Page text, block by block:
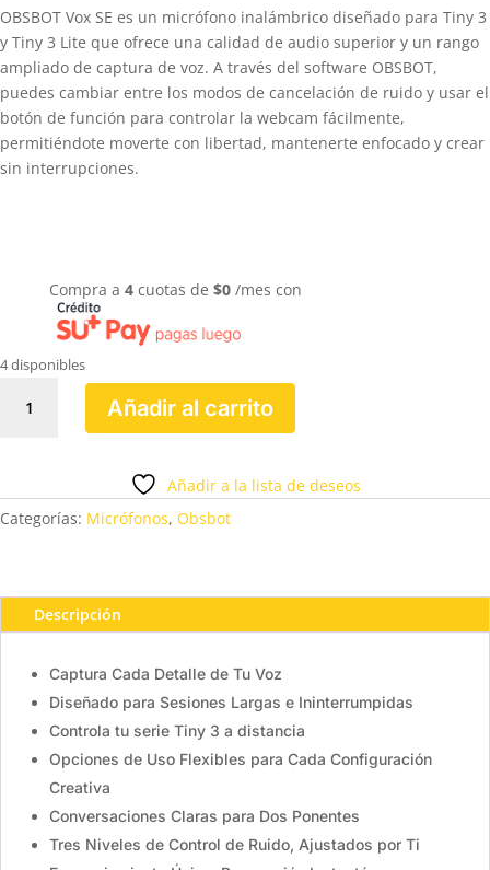
OBSBOT Vox SE es un micrófono inalámbrico diseñado para Tiny 3
y Tiny 3 Lite que ofrece una calidad de audio superior y un rango
ampliado de captura de voz. A través del software OBSBOT,
puedes cambiar entre los modos de cancelación de ruido y usar el
botón de función para controlar la webcam fácilmente,
permitiéndote moverte con libertad, mantenerte enfocado y crear
sin interrupciones.
Compra a 4cuotas de $0 /mes con
4 disponibles
MICROFONO
Añadir al carrito
Añadir a la lista de deseos
Categorías: Micrófonos, Obsbot
Descripción
Captura Cada Detalle de Tu Voz
Diseñado para Sesiones Largas e Ininterrumpidas
Controla tu serie Tiny 3 a distancia
Opciones de Uso Flexibles para Cada Configuración
Creativa
Conversaciones Claras para Dos Ponentes
Tres Niveles de Control de Ruido, Ajustados por Ti